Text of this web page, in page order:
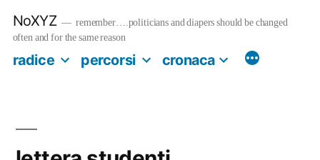
contenuto
NoXYZ
remember….politicians and diapers should be changed
often and for the same reason
radice percorsi cronaca